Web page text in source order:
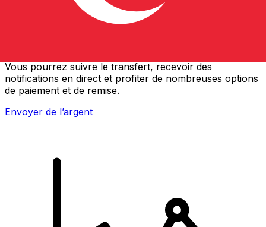
Vous pourrez suivre le transfert, recevoir des
notifications en direct et profiter de nombreuses options
de paiement et de remise.
Envoyer de l’argent